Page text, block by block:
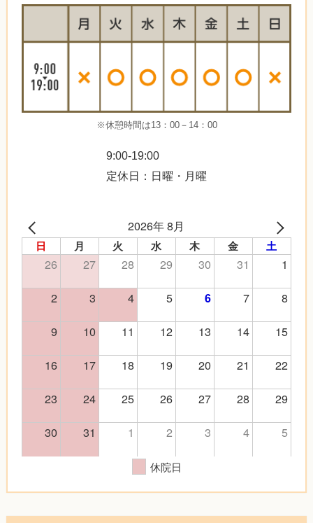
※休憩時間は13：00－14：00
9:00-19:00
定休日：日曜・月曜
2026年 8月
日 月 火 水 木 金 土
26 27 28 29 30 31
1
2
3 4 5 6 7
8
9
10 11 12 13 14
15
16
17 18 19 20 21
22
23
24 25 26 27 28
29
30
31 1 2 3 4 5
休院日